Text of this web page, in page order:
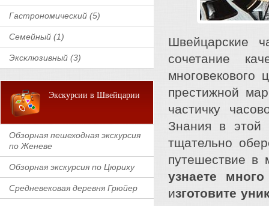
Гастрономический (5)
Семейный (1)
Эксклюзивный (3)
Экскурсии в Швейцарии
Обзорная пешеходная экскурсия
по Женеве
Обзорная экскурсия по Цюриху
Средневековая деревня Грюйер
Швейцарские
сочетание
многовекового
престижной
частичку
Знания в этой
тщательно
путешествие в
узнаете
изготовите